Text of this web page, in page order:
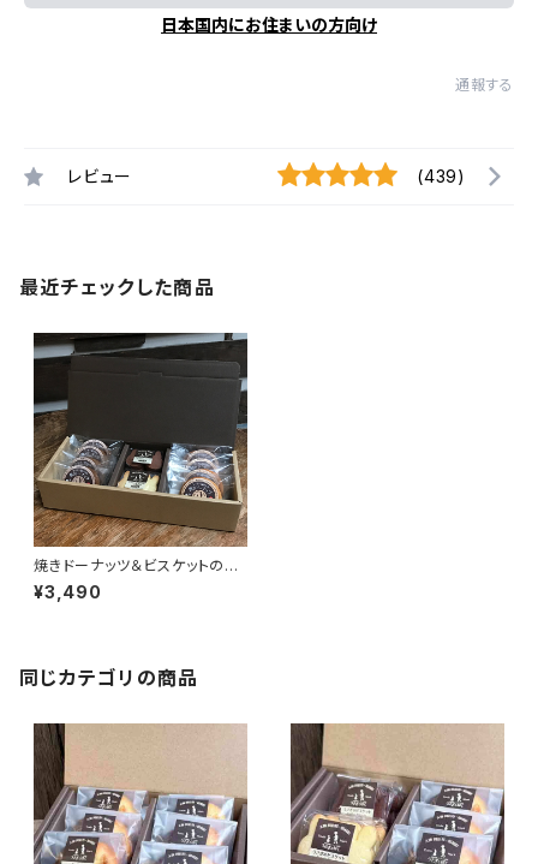
日本国内にお住まいの方向け
通報する
レビュー (439)
最近チェックした商品
焼きドーナッツ＆ビスケットのセ
ット L 【ギフトボックス】
¥3,490
同じカテゴリの商品